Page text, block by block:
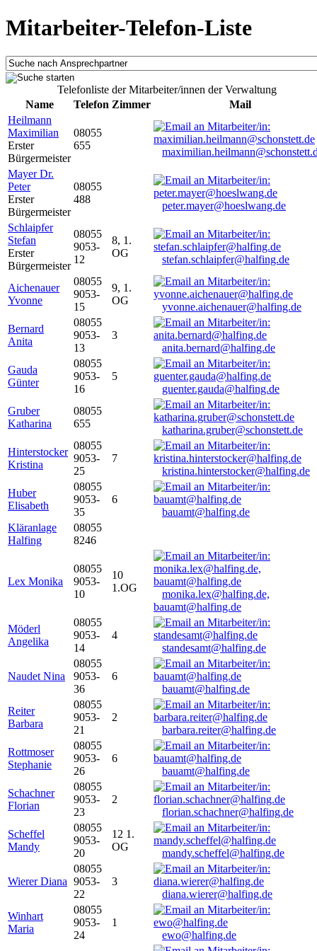
Mitarbeiter-Telefon-Liste
Telefonliste der Mitarbeiter/innen der Verwaltung
Name
Telefon Zimmer
Mail
Heilmann
Maximilian
Erster
Bürgermeister
08055
655
Mayer Dr.
Peter
Erster
Bürgermeister
08055
488
peter.mayer@hoeslwang.de
Schlaipfer
Stefan
Erster
Bürgermeister
08055
9053-
12
8, 1.
OG
stefan.schlaipfer@halfing.de
Aichenauer
Yvonne
08055
9053-
15
9, 1.
OG
yvonne.aichenauer@halfing.de
Bernard
Anita
08055
9053-
13
3
anita.bernard@halfing.de
Gauda
Günter
08055
9053-
16
5
guenter.gauda@halfing.de
Gruber
Katharina
08055
655
katharina.gruber@schonstett.de
Hinterstocker
Kristina
08055
9053-
25
7
kristina.hinterstocker@halfing.de
Huber
Elisabeth
08055
9053-
35
6
bauamt@halfing.de
Kläranlage
Halfing
08055
8246
Lex Monika
08055
9053-
10
10
1.OG
monika.lex@halfing.de,
bauamt@halfing.de
Möderl
Angelika
08055
9053-
14
4
standesamt@halfing.de
Naudet Nina
08055
9053-
36
6
bauamt@halfing.de
Reiter
Barbara
08055
9053-
21
2
barbara.reiter@halfing.de
Rottmoser
Stephanie
08055
9053-
26
6
bauamt@halfing.de
Schachner
Florian
08055
9053-
23
2
florian.schachner@halfing.de
Scheffel
Mandy
08055
9053-
20
12 1.
OG
mandy.scheffel@halfing.de
Wierer Diana
08055
9053-
22
3
diana.wierer@halfing.de
Winhart
Maria
08055
9053-
24
1
ewo@halfing.de